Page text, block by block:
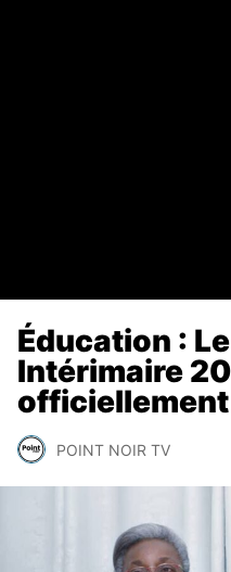
Éducation :
Intérimaire
POINT NOIR TV